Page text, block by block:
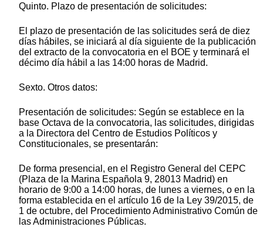
Quinto. Plazo de presentación de solicitudes:
El plazo de presentación de las solicitudes será de diez
días hábiles, se iniciará al día siguiente de la publicación
del extracto de la convocatoria en el BOE y terminará el
décimo día hábil a las 14:00 horas de Madrid.
Sexto. Otros datos:
Presentación de solicitudes: Según se establece en la
base Octava de la convocatoria, las solicitudes, dirigidas
a la Directora del Centro de Estudios Políticos y
Constitucionales, se presentarán:
De forma presencial, en el Registro General del CEPC
(Plaza de la Marina Española 9, 28013 Madrid) en
horario de 9:00 a 14:00 horas, de lunes a viernes, o en la
forma establecida en el artículo 16 de la Ley 39/2015, de
1 de octubre, del Procedimiento Administrativo Común de
las Administraciones Públicas.